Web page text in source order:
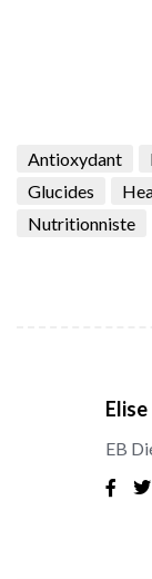
Antioxydant
Glucides
Nutritionniste
Elise
EB